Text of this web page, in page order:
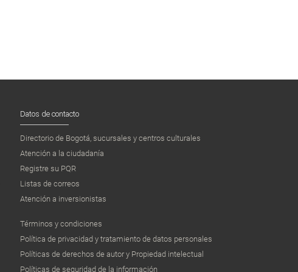
Datos de contacto
Directorio de Bogotá, sucursales y centros culturales
Atención a la ciudadanía
Registre su PQR
Listas de correos
Atención a inversionistas
Términos y condiciones
Política de privacidad y tratamiento de datos personales
Políticas de derechos de autor y Propiedad intelectual
Políticas de seguridad de la información